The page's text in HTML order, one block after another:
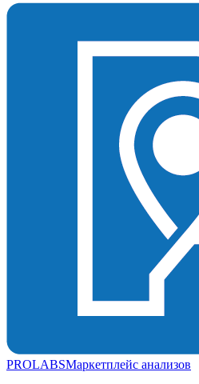
PROLABSМаркетплейс анализов